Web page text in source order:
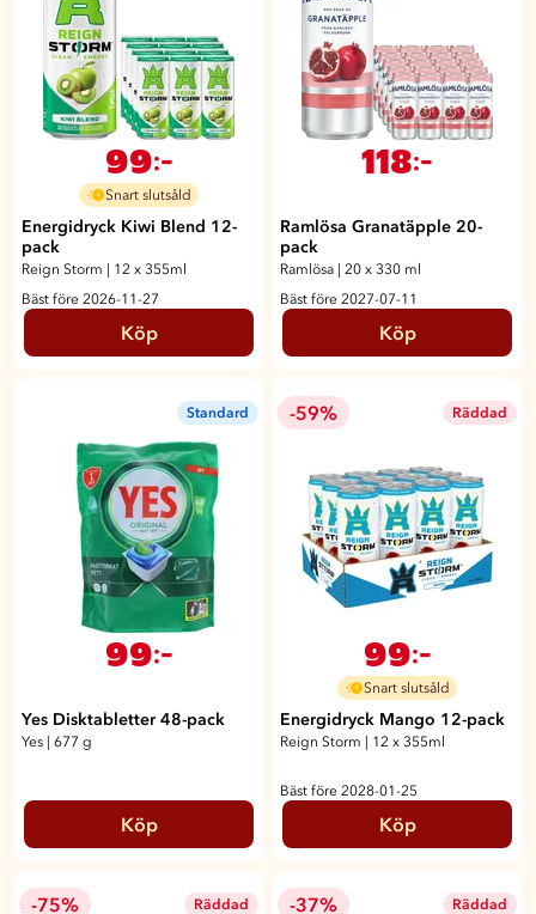
99:-
Snart slutsåld
Energidryck Kiwi Blend 12-
pack
Reign Storm
12 x 355ml
Bäst före 2026-11-27
Köp
118:-
Ramlösa Granatäpple 20-
pack
Ramlösa
20 x 330 ml
Bäst före 2027-07-11
Köp
Standard
99:-
Yes Disktabletter 48-pack
Yes | 677 g
Köp
-59% Räddad
99:-
Snart slutsåld
Energidryck Mango 12-pack
Reign Storm | 12 x 355ml
Bäst före 2028-01-25
Köp
-75% Räddad -37% Räddad